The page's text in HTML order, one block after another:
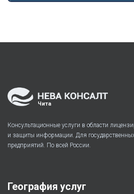
Чита
Консультационные услуги в области
и защиты информации. Для
предприятий. По всей России.
География услуг